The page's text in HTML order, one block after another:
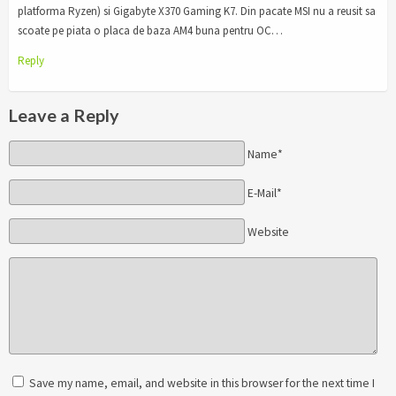
platforma Ryzen) si Gigabyte X370 Gaming K7. Din pacate MSI nu a reusit sa
scoate pe piata o placa de baza AM4 buna pentru OC…
Reply
Leave a Reply
Name*
E-Mail*
Website
Save my name, email, and website in this browser for the next time I